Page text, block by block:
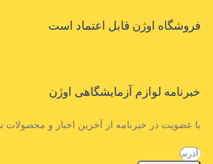
فروشگاه اوژن قابل اعتماد است
خبرنامه لوازم آزمایشگاهی اوژن
با عضویت در خبرنامه از آخرین اخبار و